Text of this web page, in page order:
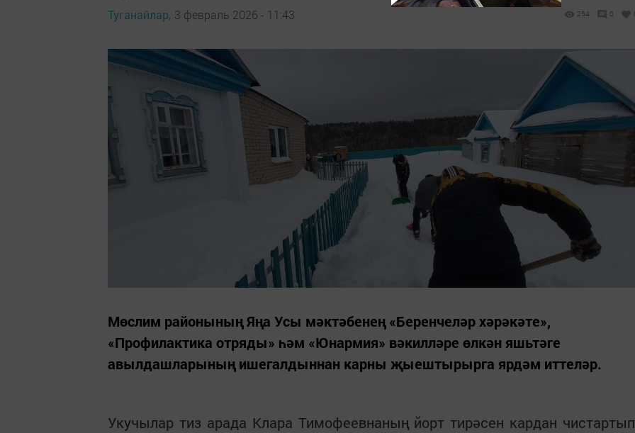
Туганайлар, 3 февраль 2026 - 11:43 254 0
Мөслим районының Яңа Усы мәктәбенең «Беренчеләр хәрәкәте»,
«Профилактика отряды» һәм «Юнармия» вәкилләре өлкән яшьтәге
авылдашларының ишегалдыннан карны җыештырырга ярдәм иттеләр.
Укучылар тиз арада Клара Тимофеевнаның йорт тирәсен кардан